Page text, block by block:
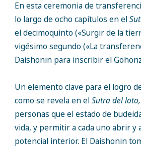
En esta ceremonia de
lo largo de ocho capítulos en el
el decimoquinto («Surgir de la
vigésimo segundo («La
Daishonin para inscribir el
Un elemento clave para el logro
como se revela en elSutra del loto,
personas que el estado de
vida, y permitir a cada uno abrir y
potencial interior. El Daishonin